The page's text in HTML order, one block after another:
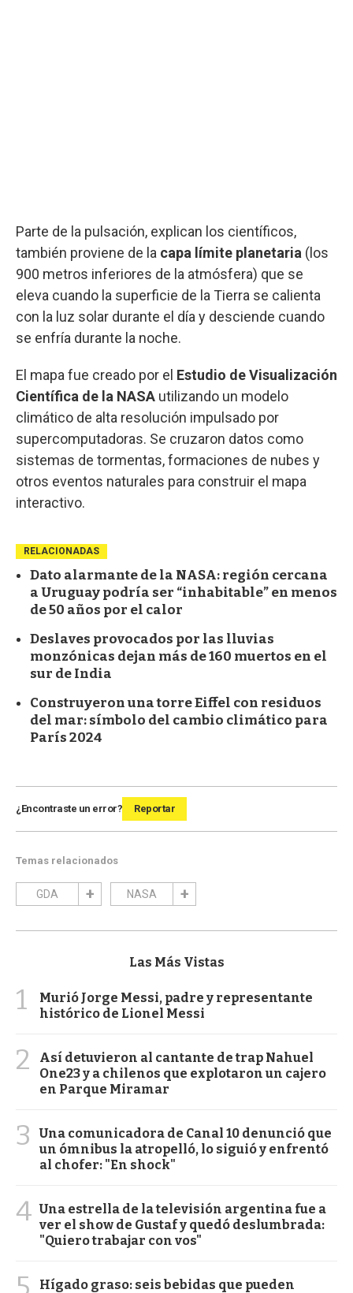
Parte de la pulsación, explican los científicos,
también proviene de la capa límite planetaria (los
900 metros inferiores de la atmósfera) que se
eleva cuando la superficie de la Tierra se calienta
con la luz solar durante el día y desciende cuando
se enfría durante la noche.
El mapa fue creado por el Estudio de Visualización
Científica de la NASA utilizando un modelo
climático de alta resolución impulsado por
supercomputadoras. Se cruzaron datos como
sistemas de tormentas, formaciones de nubes y
otros eventos naturales para construir el mapa
interactivo.
RELACIONADAS
Dato alarmante de la NASA: región cercana
a Uruguay podría ser “inhabitable” en menos
de 50 años por el calor
Deslaves provocados por las lluvias
monzónicas dejan más de 160 muertos en el
sur de India
Construyeron una torre Eiffel con residuos
del mar: símbolo del cambio climático para
París 2024
¿Encontraste un error? Reportar
Temas relacionados
GDA NASA
Las Más Vistas
1
Murió Jorge Messi, padre y representante
histórico de Lionel Messi
2
Así detuvieron al cantante de trap Nahuel
One23 y a chilenos que explotaron un cajero
en Parque Miramar
3
Una comunicadora de Canal 10 denunció que
un ómnibus la atropelló, lo siguió y enfrentó
al chofer: "En shock"
4 Una estrella de la televisión argentina fue a
ver el show de Gustaf y quedó deslumbrada:
"Quiero trabajar con vos"
Hígado graso: seis bebidas que pueden